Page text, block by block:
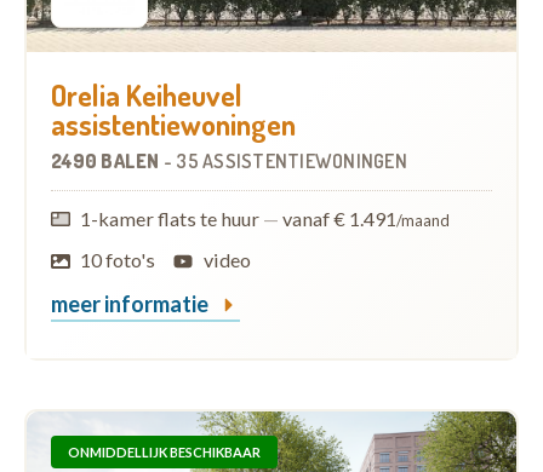
Orelia Keiheuvel
assistentiewoningen
2490 BALEN - 35 ASSISTENTIEWONINGEN
1-kamer flats te huur — vanaf € 1.491/maand
10 foto's video
meer informatie
ONMIDDELLIJK BESCHIKBAAR